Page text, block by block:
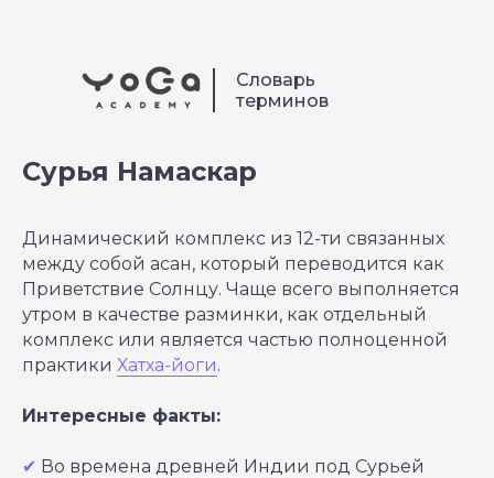
Словарь
терминов
Сурья Намаскар
Динамический комплекс из 12-ти связанных
между собой асан, который переводится как
Приветствие Солнцу. Чаще всего выполняется
утром в качестве разминки, как отдельный
комплекс или является частью полноценной
практики Хатха-йоги.
Интересные факты:
✔ Во времена древней Индии под Сурьей